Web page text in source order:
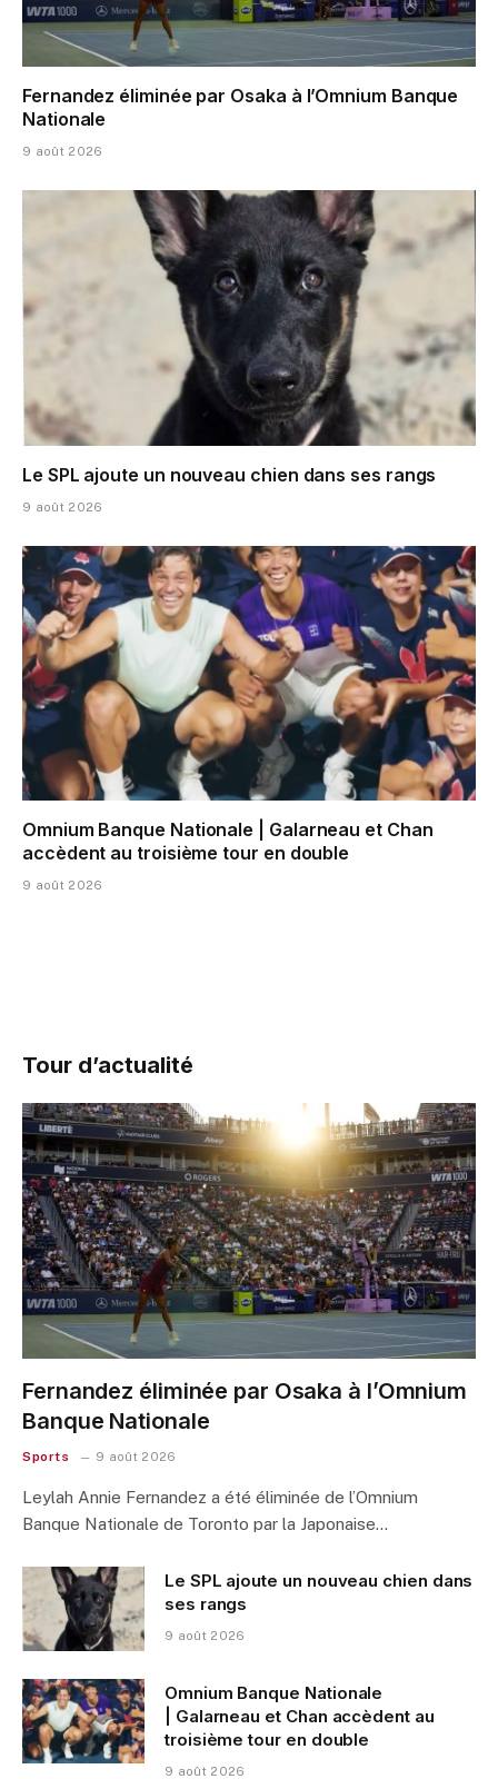
Fernandez éliminée par Osaka à l’Omnium Banque
Nationale
9 août 2026
Le SPL ajoute un nouveau chien dans ses rangs
9 août 2026
Omnium Banque Nationale | Galarneau et Chan
accèdent au troisième tour en double
9 août 2026
Tour d’actualité
Fernandez éliminée par Osaka à l’Omnium
Banque Nationale
Sports 9 août 2026
Leylah Annie Fernandez a été éliminée de l’Omnium
Banque Nationale de Toronto par la Japonaise…
Le SPL ajoute un nouveau chien dans
ses rangs
9 août 2026
Omnium Banque Nationale
| Galarneau et Chan accèdent au
troisième tour en double
9 août 2026